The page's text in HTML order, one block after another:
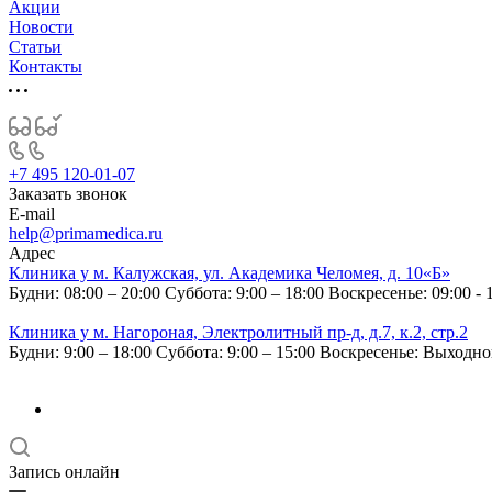
Акции
Новости
Статьи
Контакты
+7 495 120-01-07
Заказать звонок
E-mail
help@primamedica.ru
Адрес
Клиника у м. Калужская, ул. Академика Челомея, д. 10«Б»
Будни: 08:00 – 20:00 Суббота: 9:00 – 18:00 Воскресенье: 09:00 -
Клиника у м. Нагороная, Электролитный пр-д, д.7, к.2, стр.2
Будни: 9:00 – 18:00 Суббота: 9:00 – 15:00 Воскресенье:
Запись онлайн